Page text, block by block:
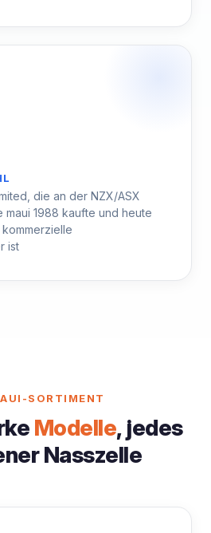
die an der NZX/ASX
1988 kaufte und heute
ist
SORTIMENT
Modelle, jedes
Nasszelle